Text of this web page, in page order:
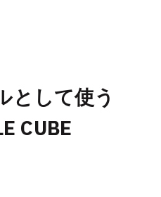
として使う
CUBE